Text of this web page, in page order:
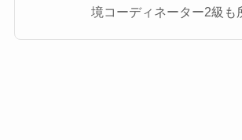
境コーディネーター2級も